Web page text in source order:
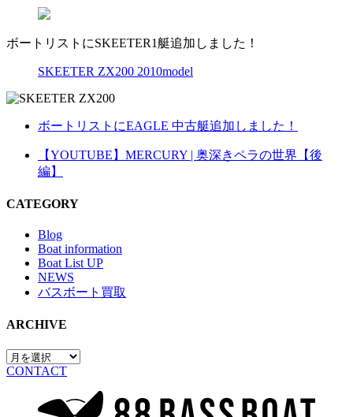
ボートリストにSKEETER1艇追加しました！
SKEETER ZX200 2010model
ボートリストにEAGLE 中古艇追加しました！
【YOUTUBE】MERCURY | 奥深きペラの世界【後
編】
CATEGORY
Blog
Boat information
Boat List UP
NEWS
バスボート買取
ARCHIVE
CONTACT